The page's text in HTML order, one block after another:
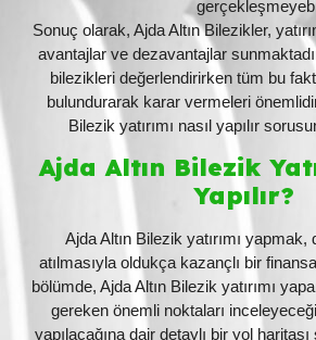
Sonuç olarak, Ajda Altın Bilezikler,
avantajlar ve dezavantajlar
bilezikleri değerlendirirken tüm bu
bulundurarak karar vermeleri
Bilezik yatırımı nasıl yapılır
Ajda Altın Bilezik
Yapılır?
Ajda Altın Bilezik yatırımı yapmak,
atılmasıyla oldukça kazançlı bir
bölümde, Ajda Altın Bilezik yatırımı
gereken önemli noktaları
yapılacağına dair detaylı bir yol